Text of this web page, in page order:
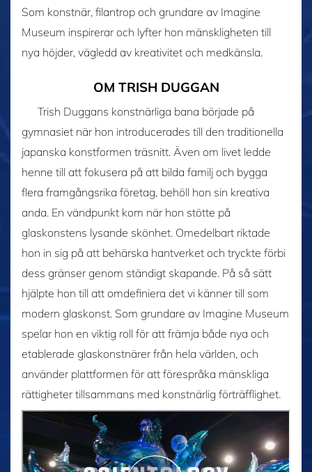
Som konstnär, filantrop och grundare av Imagine
Museum inspirerar och lyfter hon mänskligheten till
nya höjder, vägledd av kreativitet och medkänsla.
OM TRISH DUGGAN
Trish Duggans konstnärliga bana började på
gymnasiet när hon introducerades till den traditionella
japanska konstformen träsnitt. Även om livet ledde
henne till att fokusera på att bilda familj och bygga
flera framgångsrika företag, behöll hon sin kreativa
anda. En vändpunkt kom när hon stötte på
glaskonstens lysande skönhet. Omedelbart riktade
hon in sig på att behärska hantverket och tryckte förbi
dess gränser genom ständigt skapande. På så sätt
hjälpte hon till att omdefiniera det vi känner till som
modern glaskonst. Som grundare av Imagine Museum
spelar hon en viktig roll för att främja både nya och
etablerade glaskonstnärer från hela världen, och
använder plattformen för att förespråka mänskliga
rättigheter tillsammans med konstnärlig förträfflighet.